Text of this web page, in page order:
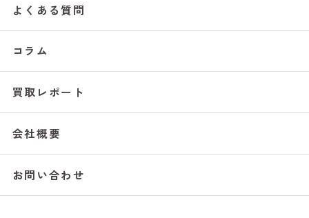
よくある質問
コラム
買取レポート
会社概要
お問い合わせ